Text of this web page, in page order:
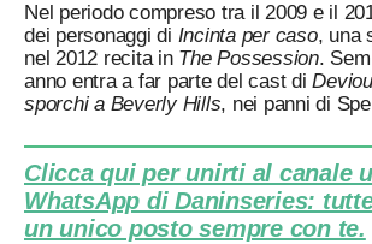
Nel periodo compreso tra il 2009 e il
dei personaggi di Incinta per caso, una
nel 2012 recita in The Possession.
anno entra a far parte del cast di
sporchi a Beverly Hills, nei panni di
Clicca qui per unirti al canale
WhatsApp di Daninseries:
un unico posto sempre con te.